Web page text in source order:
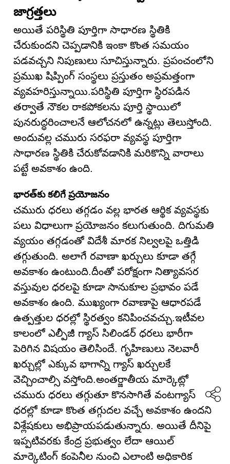
జాగ్రత్తలు
అయితే పరిస్థితి పూర్తిగా సాధారణ స్థితికి
చేరుకుందని చెప్పడానికి ఇంకా కొంత సమయం
పడవచ్చని నిపుణులు సూచిస్తున్నారు. ప్రపంచంలోని
ప్రముఖ షిప్పింగ్ సంస్థలు ప్రస్తుతం అప్రమత్తంగా
వ్యవహరిస్తున్నాయి.పరిస్థితి పూర్తిగా స్థిరపడిన
తర్వాతే నౌకల రాకపోకలను పూర్తి స్థాయిలో
పునరుద్ధరించాలనే ఆలోచనలో ఉన్నట్లు తెలుస్తోంది.
అందువల్ల చమురు సరఫరా వ్యవస్థ పూర్తిగా
సాధారణ స్థితికి చేరుకోవడానికి మరికొన్ని వారాలు
పట్టే అవకాశం ఉంది.
భారత్‌కు కలిగే ప్రయోజనం
చమురు ధరలు తగ్గడం వల్ల భారత ఆర్థిక వ్యవస్థకు
పలు విధాలుగా ప్రయోజనం కలుగుతుంది. దిగుమతి
వ్యయం తగ్గడంతో విదేశీ మారక నిల్వలపై ఒత్తిడి
తగ్గుతుంది. అలాగే రవాణా ఖర్చులు కూడా తగ్గే
అవకాశం ఉంటుంది.దీంతో పరోక్షంగా నిత్యావసర
వస్తువుల ధరలపై కూడా సానుకూల ప్రభావం పడే
అవకాశం ఉంది. ముఖ్యంగా రవాణాపై ఆధారపడే
ఉత్పత్తుల ధరల్లో స్థిరత్వం కనిపించవచ్చు.ఇటీవల
కాలంలో ఎల్పీజీ గ్యాస్ సిలిండర్ ధరలు భారీగా
పెరిగిన విషయం తెలిసిందే. గృహిణులు నెలవారీ
ఖర్చుల్లో ఎక్కువ భాగాన్ని గ్యాస్ ఖర్చులకే
వెచ్చించాల్సి వస్తోంది.అంతర్జాతీయ మార్కెట్లో
చమురు ధరలు తగ్గుతూ కొనసాగితే వంటగ్యాస్
ధరల్లో కూడా కొంత తగ్గుదల వచ్చే అవకాశం ఉందని
విశ్లేషకులు అభిప్రాయపడుతున్నారు. అయితే దీనిపై
ఇప్పటివరకు కేంద్ర ప్రభుత్వం లేదా ఆయిల్
మార్కెటింగ్ కంపెనీల నుంచి ఎలాంటి అధికారిక